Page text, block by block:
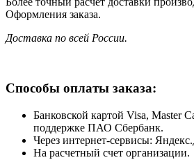
Оформления заказа.
Доставка по всей России.
Способы оплаты заказа:
Банковской картой Visa, Master
поддержке ПАО Сбербанк.
Через интернет-сервисы:
На расчетный счет организации.